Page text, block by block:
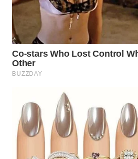
NEWS
WAHANA
TANI
WAHANA
WAHANA
INFRASTRUKTUR
WAHANA
KONSUMEN